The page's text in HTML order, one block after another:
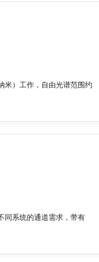
米）工作，自由光谱范围约
同系统的通道需求，带有